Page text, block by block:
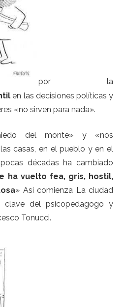
por la
en las decisiones políticas y
«no sirven para nada».
del monte» y «nos
casas, en el pueblo y en el
décadas ha cambiado
ha vuelto fea, gris, hostil,
» Así comienza La ciudad
del psicopedagogo y
Tonucci.